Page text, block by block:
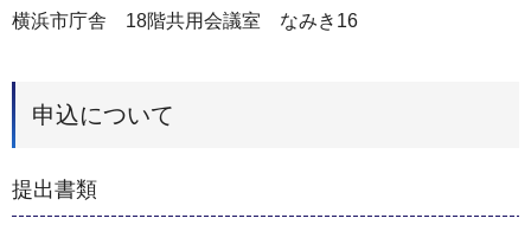
横浜市庁舎 18階共用会議室 なみき16
申込について
提出書類